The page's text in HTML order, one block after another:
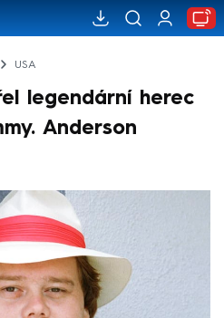
USA
legendární herec
Anderson